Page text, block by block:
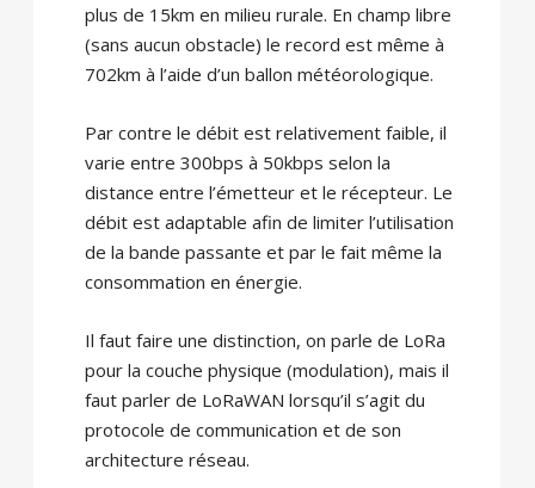
plus de 15km en milieu rurale. En champ libre
(sans aucun obstacle) le record est même à
702km à l’aide d’un ballon météorologique.
Par contre le débit est relativement faible, il
varie entre 300bps à 50kbps selon la
distance entre l’émetteur et le récepteur. Le
débit est adaptable afin de limiter l’utilisation
de la bande passante et par le fait même la
consommation en énergie.
Il faut faire une distinction, on parle de LoRa
pour la couche physique (modulation), mais il
faut parler de LoRaWAN lorsqu’il s’agit du
protocole de communication et de son
architecture réseau.